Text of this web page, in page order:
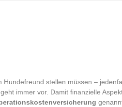
Hundefreund stellen müssen –
immer vor. Damit finanzielle